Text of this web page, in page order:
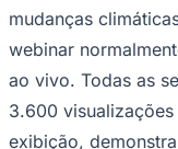
Anuncie no Portal
Verificar Empresa
Anunciar Vagas
Publicidade Legal
mudanças
webinar
ao vivo. Todas as
3.600
exibição,